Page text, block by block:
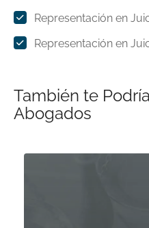
Representación en
Representación en
También te
Abogados